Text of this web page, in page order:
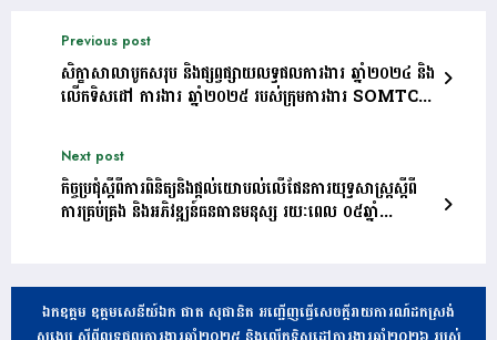
Previous post
សិក្ខាសាលាបូកសរុប និងផ្សព្វផ្សាយលទ្ធផលការងារ ឆ្នាំ២០២៤ និង
លើកទិសដៅ ការងារ ឆ្នាំ២០២៥ របស់ក្រុមការងារ SOMTC-
Next post
កិច្ចប្រជុំស្តីពីការពិនិត្យនិងផ្តល់យោបល់លើផែនការយុទ្ធសាស្ត្រស្តីពី
ការគ្រប់គ្រង និងអភិវឌ្ឍន៍ធនធានមនុស្ស រយៈពេល ០៥ឆ្នាំ
ឯកឧត្តម ឧត្តមសេនីយ៍ឯក ផាត សុផានិត អញ្ជើញធ្វើសេចក្តីរាយការណ៍ដកស្រង់